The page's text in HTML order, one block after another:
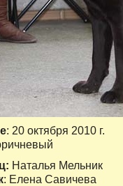
: 20 октября 2010 г.
Наталья Мельник
: Елена Савичева